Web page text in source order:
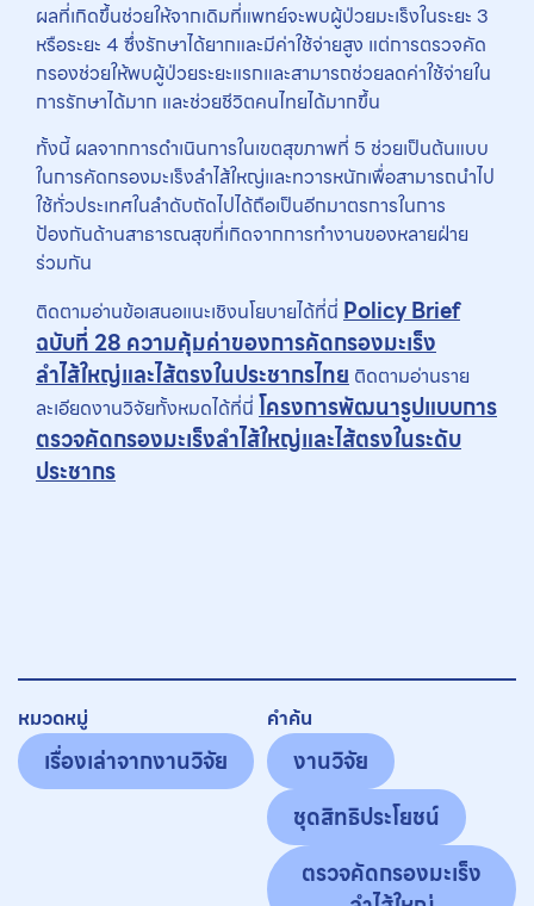
ผลที่เกิดขึ้นช่วยให้จากเดิมที่แพทย์จะพบผู้ป่วยมะเร็งในระยะ 3
หรือระยะ 4 ซึ่งรักษาได้ยากและมีค่าใช้จ่ายสูง แต่การตรวจคัด
กรองช่วยให้พบผู้ป่วยระยะแรกและสามารถช่วยลดค่าใช้จ่ายใน
การรักษาได้มาก และช่วยชีวิตคนไทยได้มากขึ้น
ทั้งนี้ ผลจากการดำเนินการในเขตสุขภาพที่ 5 ช่วยเป็นต้นแบบ
ในการคัดกรองมะเร็งลำไส้ใหญ่และทวารหนักเพื่อสามารถนำไป
ใช้ทั่วประเทศในลำดับถัดไปได้ถือเป็นอีกมาตรการในการ
ป้องกันด้านสาธารณสุขที่เกิดจากการทำงานของหลายฝ่าย
ร่วมกัน
ติดตามอ่านข้อเสนอแนะเชิงนโยบายได้ที่นี่ Policy Brief
ฉบับที่ 28 ความคุ้มค่าของการคัดกรองมะเร็ง
ลำไส้ใหญ่และไส้ตรงในประชากรไทย ติดตามอ่านราย
ละเอียดงานวิจัยทั้งหมดได้ที่นี่ โครงการพัฒนารูปแบบการ
ตรวจคัดกรองมะเร็งลำไส้ใหญ่และไส้ตรงในระดับ
ประชากร
หมวดหมู่
เรื่องเล่าจากงานวิจัย
คำค้น
งานวิจัย
ชุดสิทธิประโยชน์
ตรวจคัดกรองมะเร็ง